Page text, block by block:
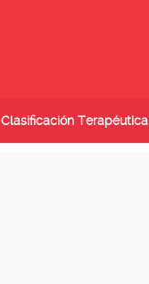
Clasificación Terapéutica